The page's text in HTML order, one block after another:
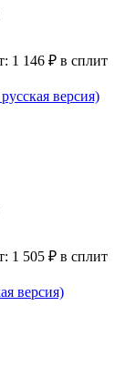
1 146 ₽ в сплит
версия)
1 505 ₽ в сплит
версия)